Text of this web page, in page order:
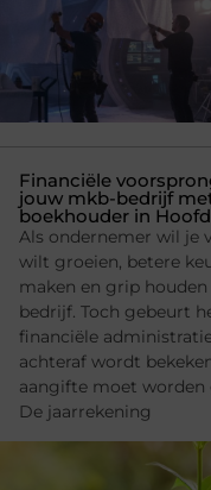
Financiële
jouw mkb-bedrijf
boekhouder in
Als ondernemer wil je
wilt groeien, betere
maken en grip houden
bedrijf. Toch gebeurt
financiële
achteraf wordt
aangifte moet worden
De jaarrekening